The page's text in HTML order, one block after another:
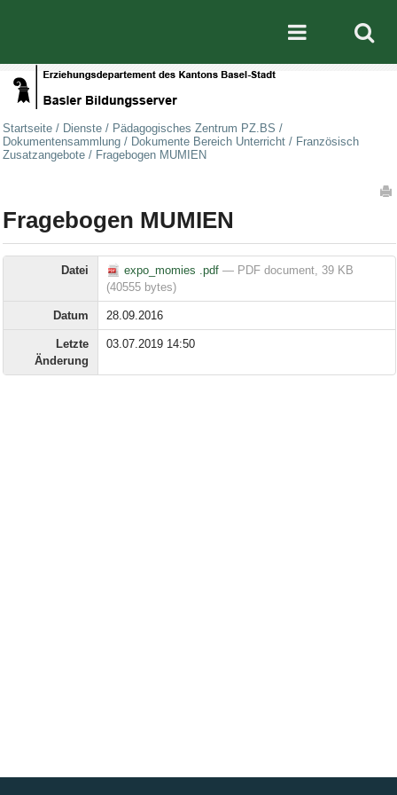
Mobile
Startseite / Dienste / Pädagogisches Zentrum PZ.BS /
Dokumentensammlung / Dokumente Bereich Unterricht / Französisch
Zusatzangebote / Fragebogen MUMIEN
Fragebogen MUMIEN
Datei expo_momies .pdf— PDF document, 39 KB
(40555 bytes)
Datum 28.09.2016
Letzte
Änderung
03.07.2019 14:50